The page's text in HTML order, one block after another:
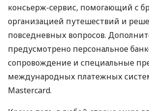
консьерж-сервис, помогающий с
организацией путешествий и
повседневных вопросов.
предусмотрено персональное
сопровождение и специальные
международных платежных
Mastercard.